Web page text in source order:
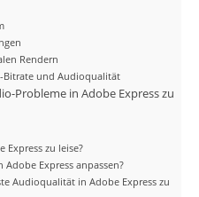
Rendern
Bitrate und Audioqualität
Probleme in Adobe Express zu
Express zu leise?
Express anpassen?
Audioqualität in Adobe Express zu